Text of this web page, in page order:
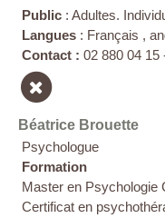
Public : Adultes.
Langues : Français ,
Contact : 02 880 04 15
Béatrice Brouette
Psychologue
Formation
Master en Psychologie
Certificat en